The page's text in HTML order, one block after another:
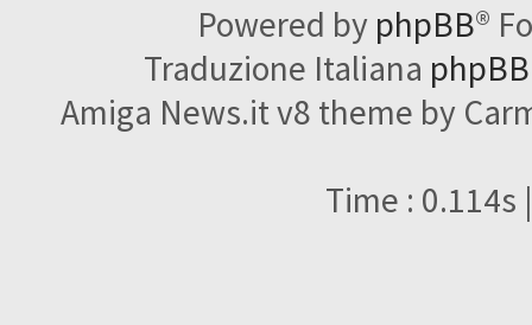
Powered by phpBB®
Traduzione Italiana
Amiga News.it v8 theme by
Time : 0.114s